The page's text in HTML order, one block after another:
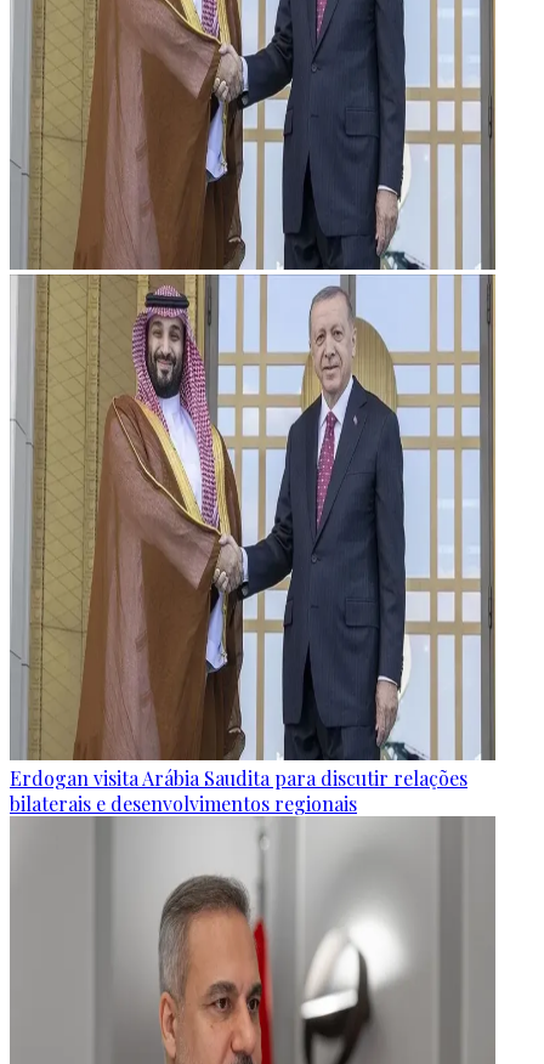
Erdogan visita Arábia Saudita para discutir relações
bilaterais e desenvolvimentos regionais